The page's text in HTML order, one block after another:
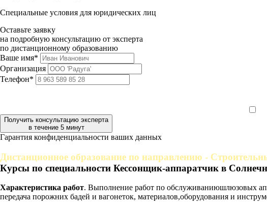
Специальные условия для юридических лиц
Оставьте заявку
на подробную консультацию от эксперта
по дистанционному образованию
Ваше имя*
Организация
Телефон*
Получить консультацию эксперта
в течение 5 минут
Гарантия конфиденциальности ваших данных
Дистанционное образование по направлению -
Курсы по специальности Кессонщик-аппаратчик в
Характеристика работ. Выполнение работ по обслуживаниюшлюзовых
передача порожних бадей и вагонеток, материалов,оборудования и